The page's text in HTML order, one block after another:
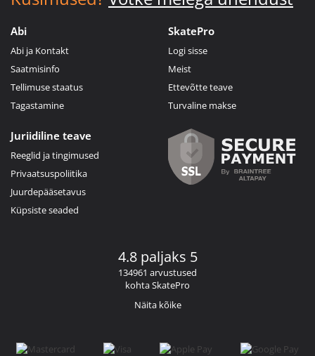
Abi
Abi ja Kontakt
Saatmisinfo
Tellimuse staatus
Tagastamine
SkatePro
Logi sisse
Meist
Ettevõtte teave
Turvaline makse
Juriidiline teave
Reeglid ja tingimused
Privaatsuspoliitika
Juurdepääsetavus
Küpsiste seaded
4.8 paljaks 5
134961 arvustused
kohta SkatePro
Näita kõike